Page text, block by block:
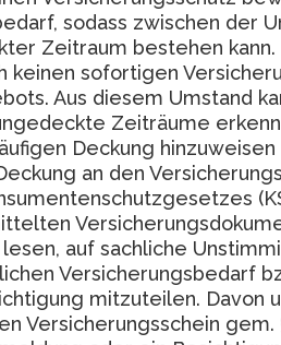
sodass zwischen der
Zeitraum bestehen
keinen sofortigen
Aus diesem Umstand
Zeiträume
Deckung
an den
auf sachliche
Versicherungsbedarf
mitzuteilen.
Versicherungsschein